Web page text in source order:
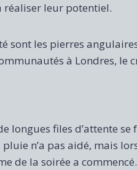
réaliser leur potentiel.
sont les pierres
à Londres, le
longues files d’attente
n’a pas aidé, mais
de la soirée a commencé.